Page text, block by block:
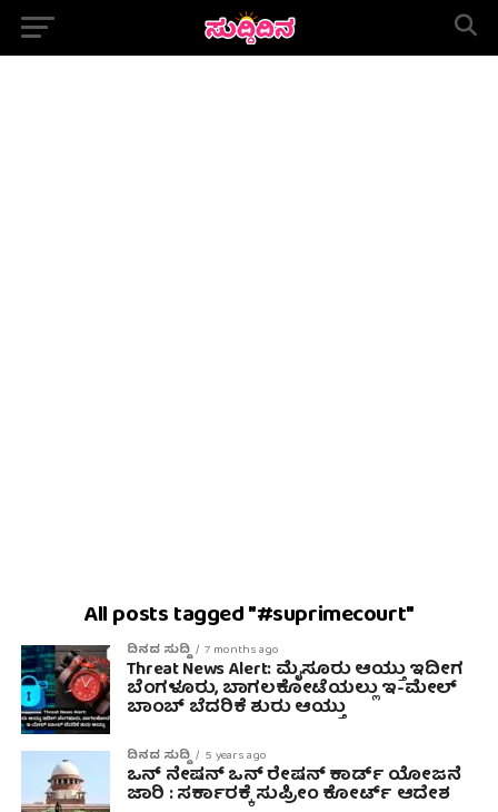
All posts tagged "#suprimecourt"
ದಿನದ ಸುದ್ದಿ 7 months ago
Threat News Alert: ಮೈಸೂರು ಆಯ್ತು ಇದೀಗ
ಬೆಂಗಳೂರು, ಬಾಗಲಕೋಟೆಯಲ್ಲು ಇ-ಮೇಲ್
ಬಾಂಬ್ ಬೆದರಿಕೆ ಶುರು ಆಯ್ತು
ದಿನದ ಸುದ್ದಿ 5 years ago
ಒನ್ ನೇಷನ್ ಒನ್ ರೇಷನ್ ಕಾರ್ಡ್ ಯೋಜನೆ
ಜಾರಿ : ಸರ್ಕಾರಕ್ಕೆ ಸುಪ್ರೀಂ ಕೋರ್ಟ್ ಆದೇಶ